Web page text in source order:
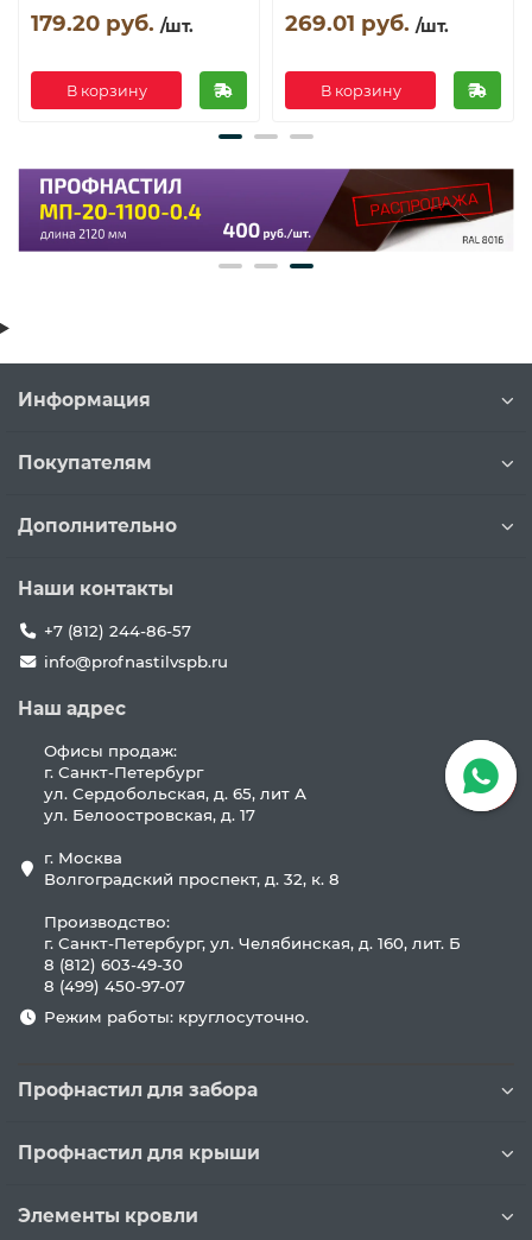
179.20 руб. /шт.
В корзину
269.01 руб. /шт.
В корзину
Информация
Покупателям
Дополнительно
Наши контакты
+7 (812) 244-86-57
info@profnastilvspb.ru
Наш адрес
Офисы продаж:
г. Санкт-Петербург
ул. Сердобольская, д. 65, лит А
ул. Белоостровская, д. 17
г. Москва
Волгоградский проспект, д. 32, к. 8
Производство:
г. Санкт-Петербург, ул. Челябинская, д. 160, лит. Б
8 (812) 603-49-30
8 (499) 450-97-07
Режим работы: круглосуточно.
Профнастил для забора
Профнастил для крыши
Элементы кровли